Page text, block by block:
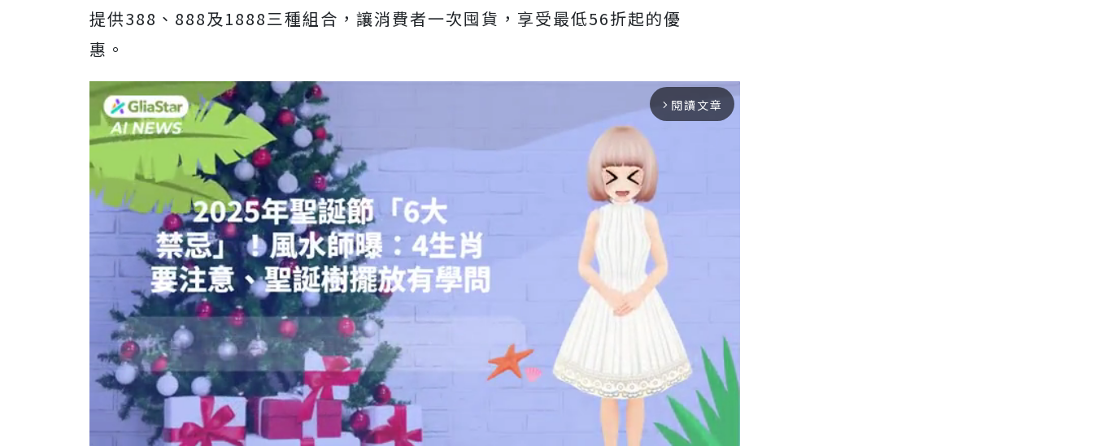
提供388、888及1888三種組合，讓消費者一次囤貨，享受最低56折起的優
惠。
arrow_forward_ios 閱讀文章